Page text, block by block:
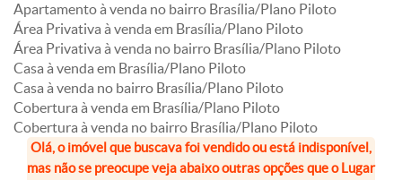
Apartamento à venda no bairro Brasília/Plano Piloto
Área Privativa à venda em Brasília/Plano Piloto
Área Privativa à venda no bairro Brasília/Plano Piloto
Casa à venda em Brasília/Plano Piloto
Casa à venda no bairro Brasília/Plano Piloto
Cobertura à venda em Brasília/Plano Piloto
Cobertura à venda no bairro Brasília/Plano Piloto
Olá, o imóvel que buscava foi vendido ou está indisponível,
mas não se preocupe veja abaixo outras opções que o Lugar